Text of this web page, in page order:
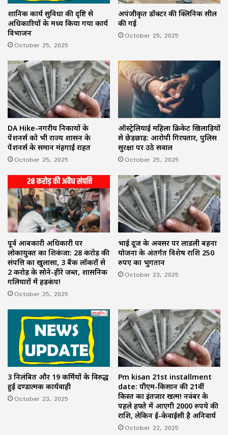
प्रशानिक कार्य सुविधा की दृष्टि से
अधिकारियों के मध्य किया गया कार्य
विभाजन
October 25, 2025
अपंजीकृत डॉक्टर की क्लिनिक सील
की गई
October 25, 2025
DA Hike-नगरीय निकायों के
पेंशनर्स को भी राज्य शासन के
पेंशनर्स के समान मंहगाई राहत
October 25, 2025
ऑस्ट्रेलियाई महिला क्रिकेट खिलाड़ियों
से छेड़छाड़: आरोपी गिरफ्तार, पुलिस
सुरक्षा पर उठे सवाल
October 25, 2025
पूर्व आबकारी अधिकारी पर
लोकायुक्त का शिकंजा: 28 करोड़ की
संपत्ति का खुलासा, 3 बैंक लॉकरों से
2 करोड़ के सोने-हीरे जब्त, प्रशासनिक
गलियारों में हड़कंप!
October 25, 2025
भाई दूज के अवसर पर लाडली बहना
योजना के अंतर्गत विशेष राशि 250
रुपए का भुगतान
October 23, 2025
3 निलंबित और 19 कर्मियों के विरुद्ध
हुई दण्डात्मक कार्यवाही
October 23, 2025
Pm kisan 21st installment
date: पीएम-किसान की 21वीं
किस्त का इंतजार खत्म! नवंबर के
पहले हफ्ते में आएगी 2000 रुपये की
राशि, लेकिन ई-केवाईसी है अनिवार्य
October 22, 2025